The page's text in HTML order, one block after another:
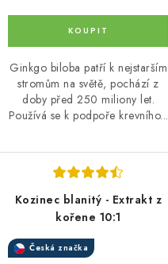
Ginkgo biloba patří k nejstarším
stromům na světě, pochází z
doby před 250 miliony let.
Používá se k podpoře krevního...
Kozinec blanitý - Extrakt z
kořene 10:1
Česká značka